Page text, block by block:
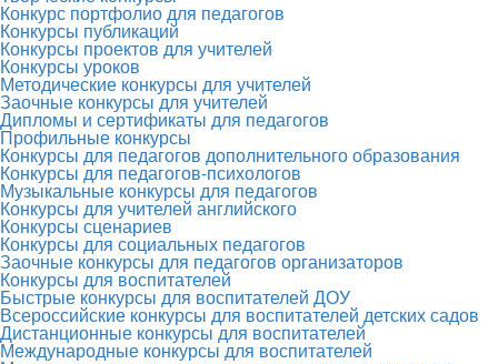
Конкурс портфолио для педагогов
Конкурсы публикаций
Конкурсы проектов для учителей
Конкурсы уроков
Методические конкурсы для учителей
Заочные конкурсы для учителей
Дипломы и сертификаты для педагогов
Профильные конкурсы
Конкурсы для педагогов дополнительного образования
Конкурсы для педагогов-психологов
Музыкальные конкурсы для педагогов
Конкурсы для учителей английского
Конкурсы сценариев
Конкурсы для социальных педагогов
Заочные конкурсы для педагогов организаторов
Конкурсы для воспитателей
Быстрые конкурсы для воспитателей ДОУ
Всероссийские конкурсы для воспитателей детских садов
Дистанционные конкурсы для воспитателей
Международные конкурсы для воспитателей